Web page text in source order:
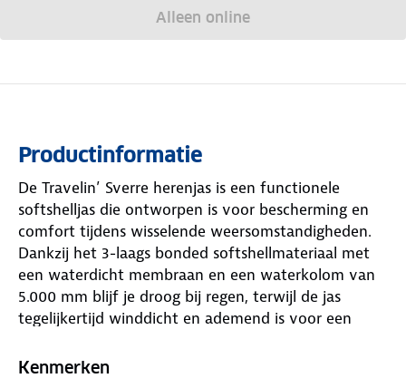
Alleen online
Productinformatie
De Travelin’ Sverre herenjas is een functionele
softshelljas die ontworpen is voor bescherming en
comfort tijdens wisselende weersomstandigheden.
Dankzij het 3-laags bonded softshellmateriaal met
een waterdicht membraan en een waterkolom van
5.000 mm blijf je droog bij regen, terwijl de jas
tegelijkertijd winddicht en ademend is voor een
Kenmerken